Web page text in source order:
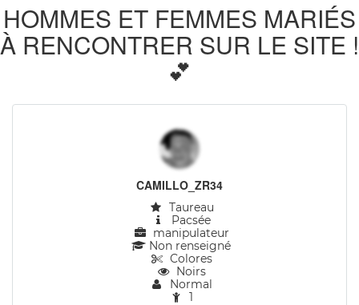
HOMMES ET FEMMES MARIÉS
À RENCONTRER SUR LE SITE !
💕
CAMILLO_ZR34
Taureau
Pacsée
manipulateur
Non renseigné
Colores
Noirs
Normal
1